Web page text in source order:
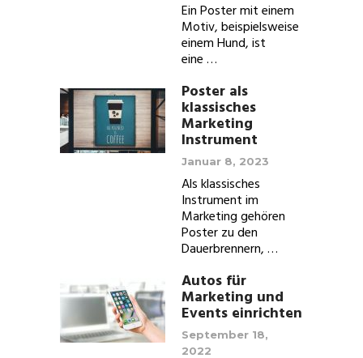
Ein Poster mit einem
Motiv, beispielsweise
einem Hund, ist
eine …
Poster als
klassisches
Marketing
Instrument
Januar 8, 2023
Als klassisches
Instrument im
Marketing gehören
Poster zu den
Dauerbrennern, …
Autos für
Marketing und
Events einrichten
September 18,
2022